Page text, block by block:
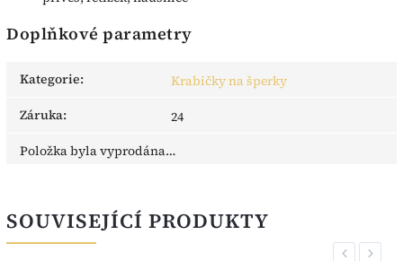
Doplňkové parametry
Kategorie:
Krabičky na šperky
Záruka:
24
Položka byla vyprodána…
SOUVISEJÍCÍ PRODUKTY
Previous
Next